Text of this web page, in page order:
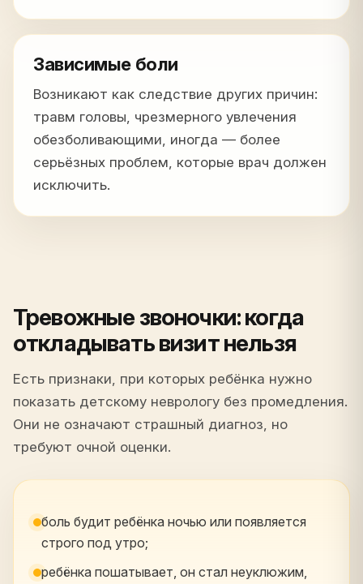
Зависимые боли
Возникают как следствие других причин:
травм головы, чрезмерного увлечения
обезболивающими, иногда — более
серьёзных проблем, которые врач должен
исключить.
Тревожные звоночки: когда
откладывать визит нельзя
Есть признаки, при которых ребёнка нужно
показать детскому неврологу без промедления.
Они не означают страшный диагноз, но
требуют очной оценки.
боль будит ребёнка ночью или появляется
строго под утро;
ребёнка пошатывает, он стал неуклюжим,